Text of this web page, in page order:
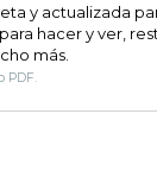
y actualizada
hacer y ver,
más.
PDF.